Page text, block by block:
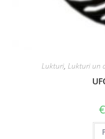
Lukturi, Lukturi un
€